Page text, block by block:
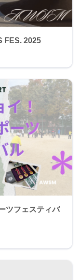
FES. 2025
ツフェスティバ